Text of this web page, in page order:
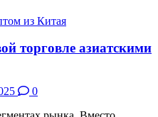
из Китая
торговле азиатскими
0